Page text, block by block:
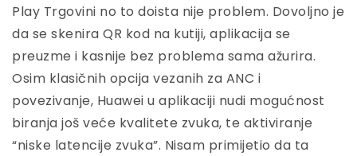
Play Trgovini no to doista nije problem. Dovoljno je
da se skenira QR kod na kutiji, aplikacija se
preuzme i kasnije bez problema sama ažurira.
Osim klasičnih opcija vezanih za ANC i
povezivanje, Huawei u aplikaciji nudi mogućnost
biranja još veće kvalitete zvuka, te aktiviranje
“niske latencije zvuka”. Nisam primijetio da ta